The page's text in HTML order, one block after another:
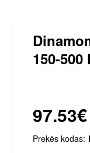
150-500
97.53€
Prekės kodas: